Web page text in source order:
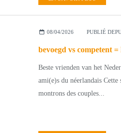
08/04/2026 PUBLIÉ
Beste vrienden van het
ami(e)s du néerlandais Cette
montrons des couples...